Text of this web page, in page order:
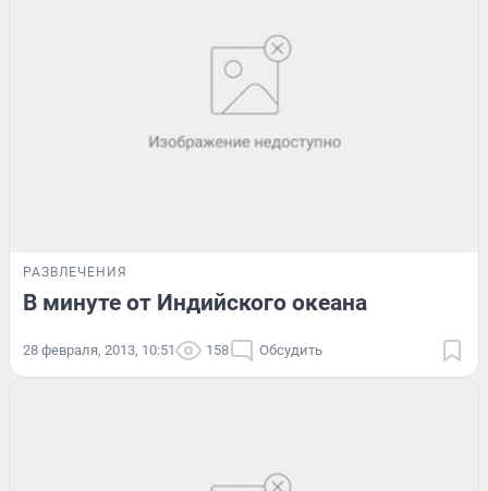
РАЗВЛЕЧЕНИЯ
В минуте от Индийского океана
28 февраля, 2013, 10:51 158 Обсудить